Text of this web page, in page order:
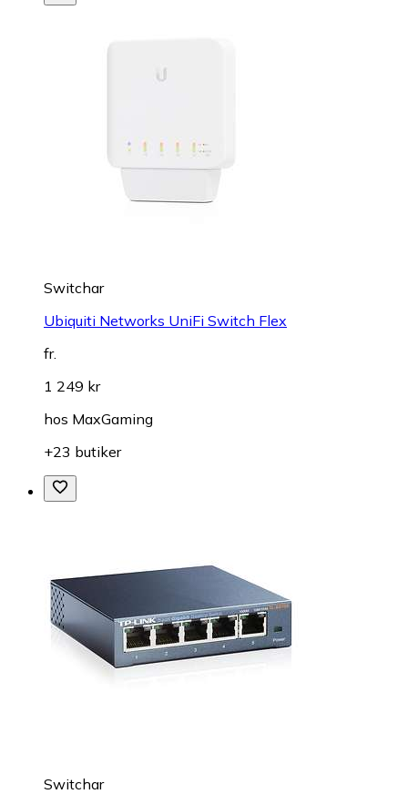
Switchar
Ubiquiti Networks UniFi Switch Flex
fr.
1 249 kr
hos MaxGaming
+23 butiker
Switchar